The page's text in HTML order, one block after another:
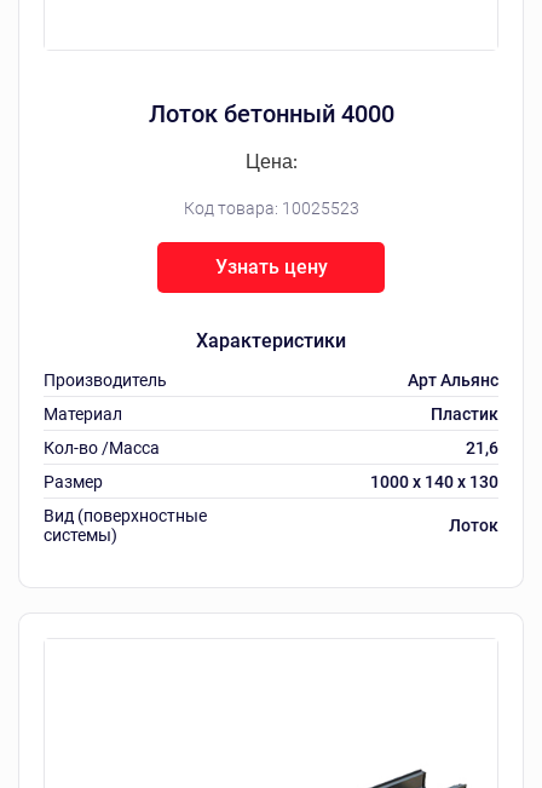
Лоток бетонный 4000
Код товара: 10025523
Цена:
Характеристики
Производитель
Арт Альянс
Материал
Пластик
Кол-во /Масса
21,6
Размер
1000 х 140 х 130
Вид (поверхностные
системы)
Лоток
Узнать цену